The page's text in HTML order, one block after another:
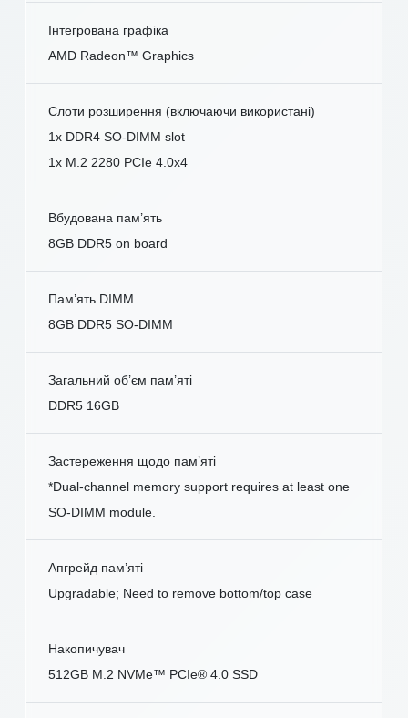
Інтегрована графіка
AMD Radeon™ Graphics
Слоти розширення (включаючи використані)
1x DDR4 SO-DIMM slot
1x M.2 2280 PCIe 4.0x4
Вбудована пам’ять
8GB DDR5 on board
Пам’ять DIMM
8GB DDR5 SO-DIMM
Загальний об’єм пам’яті
DDR5 16GB
Застереження щодо пам’яті
*Dual-channel memory support requires at least one
SO-DIMM module.
Апгрейд пам’яті
Upgradable; Need to remove bottom/top case
Накопичувач
512GB M.2 NVMe™ PCIe® 4.0 SSD